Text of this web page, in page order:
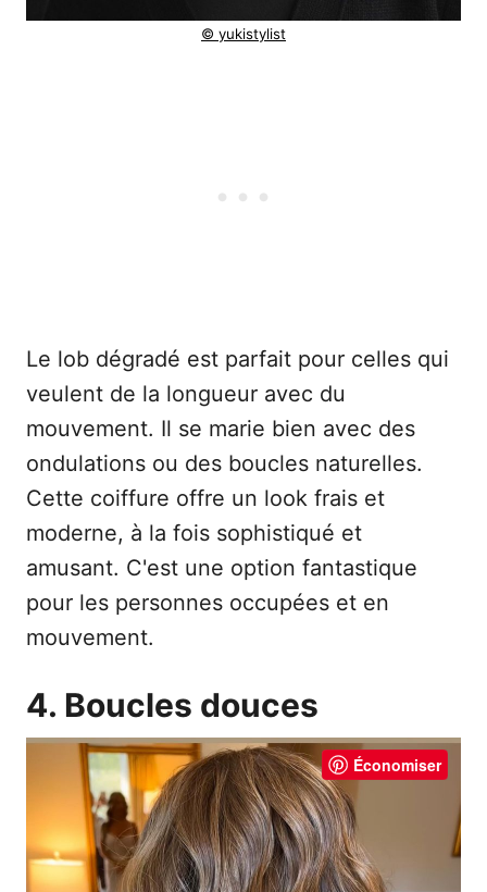
© yukistylist
Le lob dégradé est parfait pour celles qui
veulent de la longueur avec du
mouvement. Il se marie bien avec des
ondulations ou des boucles naturelles.
Cette coiffure offre un look frais et
moderne, à la fois sophistiqué et
amusant. C'est une option fantastique
pour les personnes occupées et en
mouvement.
4. Boucles douces
Économiser